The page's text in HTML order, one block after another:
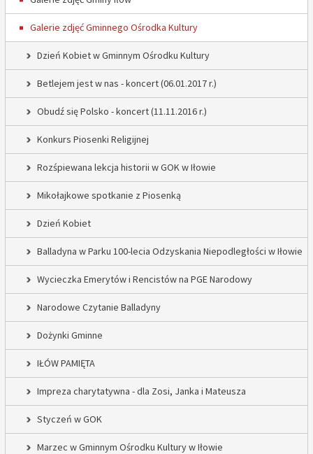
Galerie zdjęć Gminnego Ośrodka Kultury
Dzień Kobiet w Gminnym Ośrodku Kultury
Betlejem jest w nas - koncert (06.01.2017 r.)
Obudź się Polsko - koncert (11.11.2016 r.)
Konkurs Piosenki Religijnej
Rozśpiewana lekcja historii w GOK w Iłowie
Mikołajkowe spotkanie z Piosenką
Dzień Kobiet
Balladyna w Parku 100-lecia Odzyskania Niepodległości w Iłowie
Wycieczka Emerytów i Rencistów na PGE Narodowy
Narodowe Czytanie Balladyny
Dożynki Gminne
IŁÓW PAMIĘTA
Impreza charytatywna - dla Zosi, Janka i Mateusza
Styczeń w GOK
Marzec w Gminnym Ośrodku Kultury w Iłowie